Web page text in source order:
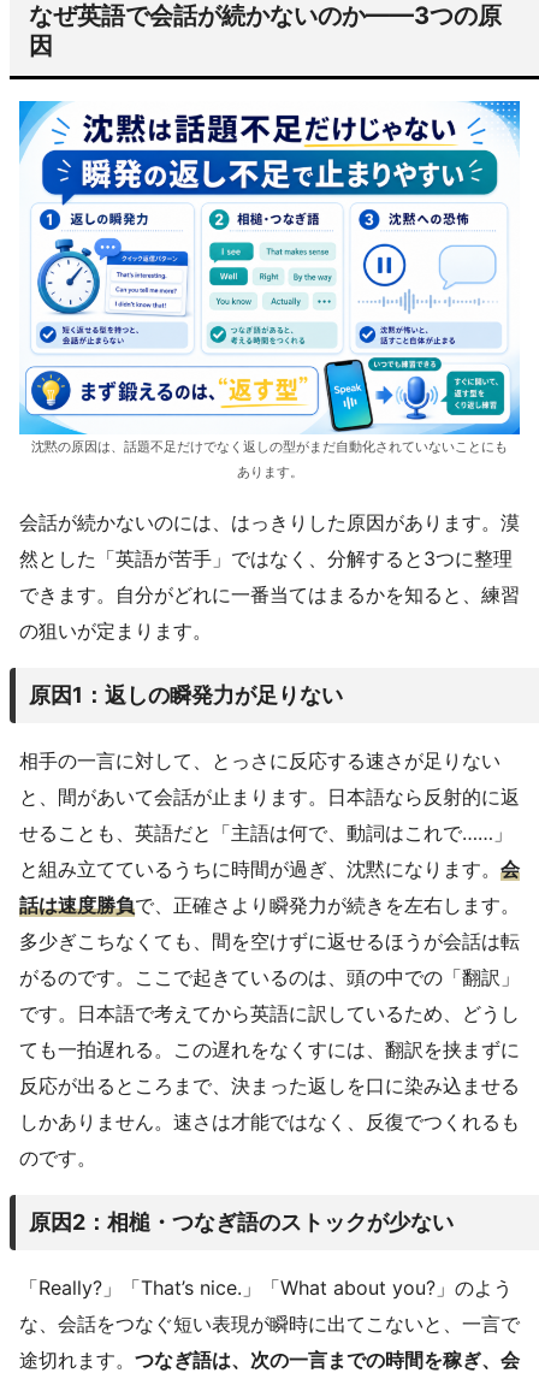
なぜ英語で会話が続かないのか——3つの原
因
沈黙の原因は、話題不足だけでなく返しの型がまだ自動化されていないことにも
あります。
会話が続かないのには、はっきりした原因があります。漠
然とした「英語が苦手」ではなく、分解すると3つに整理
できます。自分がどれに一番当てはまるかを知ると、練習
の狙いが定まります。
原因1：返しの瞬発力が足りない
相手の一言に対して、とっさに反応する速さが足りない
と、間があいて会話が止まります。日本語なら反射的に返
せることも、英語だと「主語は何で、動詞はこれで……」
と組み立てているうちに時間が過ぎ、沈黙になります。 会
話は速度勝負で、正確さより瞬発力が続きを左右します。
多少ぎこちなくても、間を空けずに返せるほうが会話は転
がるのです。ここで起きているのは、頭の中での「翻訳」
です。日本語で考えてから英語に訳しているため、どうし
ても一拍遅れる。この遅れをなくすには、翻訳を挟まずに
反応が出るところまで、決まった返しを口に染み込ませる
しかありません。速さは才能ではなく、反復でつくれるも
のです。
原因2：相槌・つなぎ語のストックが少ない
「Really?」「That’s nice.」「What about you?」のよう
な、会話をつなぐ短い表現が瞬時に出てこないと、一言で
途切れます。 つなぎ語は、次の一言までの時間を稼ぎ、会